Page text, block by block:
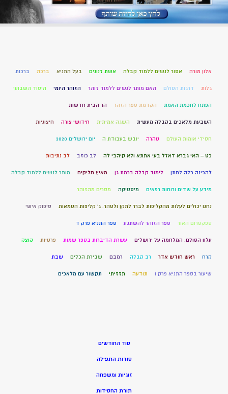
אלון מורה אסור לנשים ללמוד קבלה אשת זנונים בעל התניא ברכה ברכות
גלות דרגות הסולם האם מותר לנשים ללמוד זוהר הזוהר היומי היסוד השבועי
הפתח לחכמת האמת הקדמת ספר הזהר הר הבית חדשות
השבעת מלאכים בקבלה מעשית השגה אמיתית חידושי צורה חיצוניות
חסידי אומות העולם טהרה יובש בעבודת ה יום ירושלים 2020
כט – האי גברא דאזל בעי אתתא ולא קיהבי לה לב כוזב לב נתיבות
להכינה כלה לחתן לימוד קבלה ברמת גן מאיץ חליקים מותר לנשים ללמוד קבלה
מידע על שדים ורוחות רפאים מיסטיקה מסרים מהזוהר
נחנו יכולים לעלות מהקליפות לברר לתקן ולטהר. ג' קליפות הטמאות סיפוק אישי
ספקטרום האור ספר הזוהר להשתגע ספר התניא פרק ד
עלון הסולם: המלחמה על ירושלים עשרת הדיברות בספר שמות פרטיות קוצק
קרח ראש חודש אדר רב קבלה רמבם שבירת הכלים שבת
שיעור בספר התניא פרק ו תודעה תזזיתי תקשור עם מלאכים
סוד החודשים
סודות התפילה
זוגיות ומשפחה
תורת החסידות